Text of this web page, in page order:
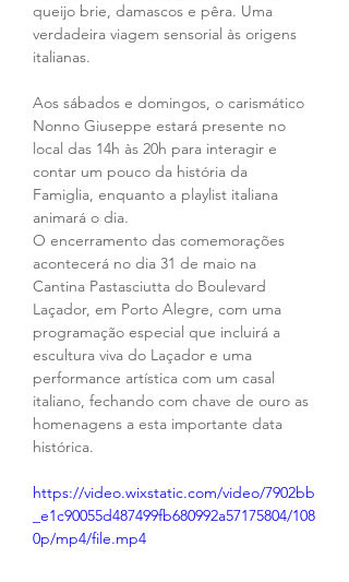
queijo brie, damascos e pêra. Uma
verdadeira viagem sensorial às origens
italianas.
Aos sábados e domingos, o carismático
Nonno Giuseppe estará presente no
local das 14h às 20h para interagir e
contar um pouco da história da
Famiglia, enquanto a playlist italiana
animará o dia.
O encerramento das comemorações
acontecerá no dia 31 de maio na
Cantina Pastasciutta do Boulevard
Laçador, em Porto Alegre, com uma
programação especial que incluirá a
escultura viva do Laçador e uma
performance artística com um casal
italiano, fechando com chave de ouro as
homenagens a esta importante data
histórica.
https://video.wixstatic.com/video/7902bb
_e1c90055d487499fb680992a57175804/108
0p/mp4/file.mp4